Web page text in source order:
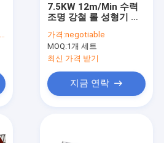
7.5KW 12m/Min 수력
조명 강철 롤 성형기 공
가격:negotiable
MOQ:1개 세트
최신 가격 받기
지금 연락